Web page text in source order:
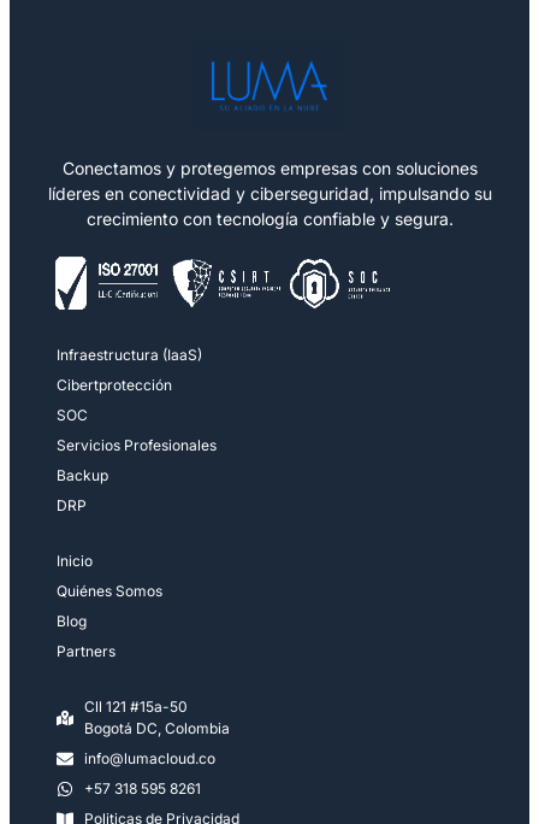
Conectamos y protegemos empresas con soluciones
líderes en conectividad y ciberseguridad, impulsando su
crecimiento con tecnología confiable y segura.
Infraestructura (IaaS)
Cibertprotección
SOC
Servicios Profesionales
Backup
DRP
Inicio
Quiénes Somos
Blog
Partners
Cll 121 #15a-50
Bogotá DC, Colombia
info@lumacloud.co
+57 318 595 8261
Politicas de Privacidad